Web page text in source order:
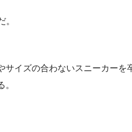
イズの合わないスニーカーを